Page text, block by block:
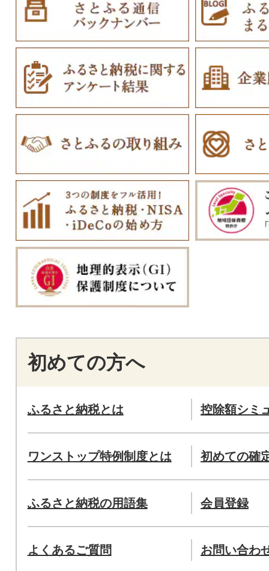
初めての方へ
ふるさと納税とは 控除額シミ
ワンストップ特例制度とは 初めての確
ふるさと納税の用語集 会員登録
よくあるご質問 お問い合わ